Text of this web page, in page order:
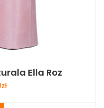
Ella Roz
zł